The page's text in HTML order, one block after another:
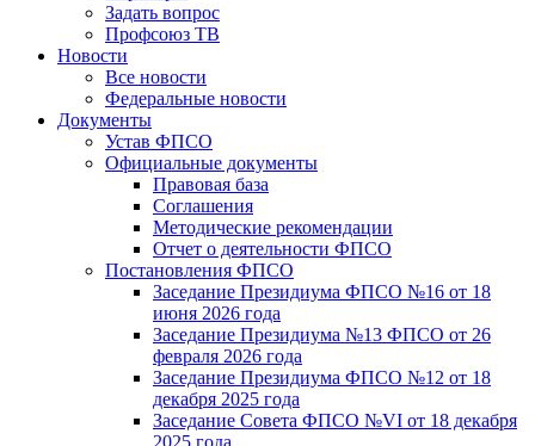
Задать вопрос
Профсоюз ТВ
Новости
Все новости
Федеральные новости
Документы
Устав ФПСО
Официальные документы
Правовая база
Соглашения
Методические рекомендации
Отчет о деятельности ФПСО
Постановления ФПСО
Заседание Президиума ФПСО №16 от 18
июня 2026 года
Заседание Президиума №13 ФПСО от 26
февраля 2026 года
Заседание Президиума ФПСО №12 от 18
декабря 2025 года
Заседание Совета ФПСО №VI от 18 декабря
2025 года